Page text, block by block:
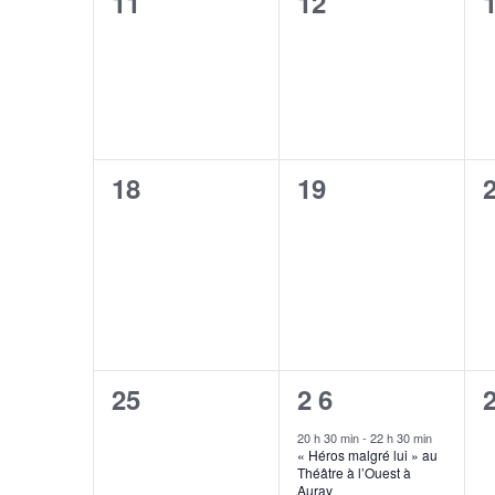
0
18
0
19
0
0
25
1
évènement,
26
20 h 30 min- 22 h 30 min
« Héros malgré lui » au
Théâtre à l’Ouest à
Auray
0